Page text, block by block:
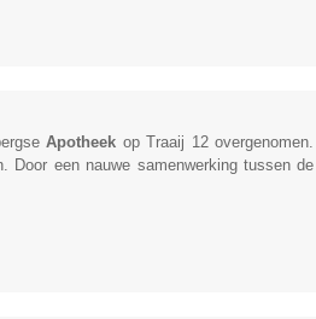
Apotheek op Traaij 12 overgenomen.
Door een nauwe samenwerking tussen de